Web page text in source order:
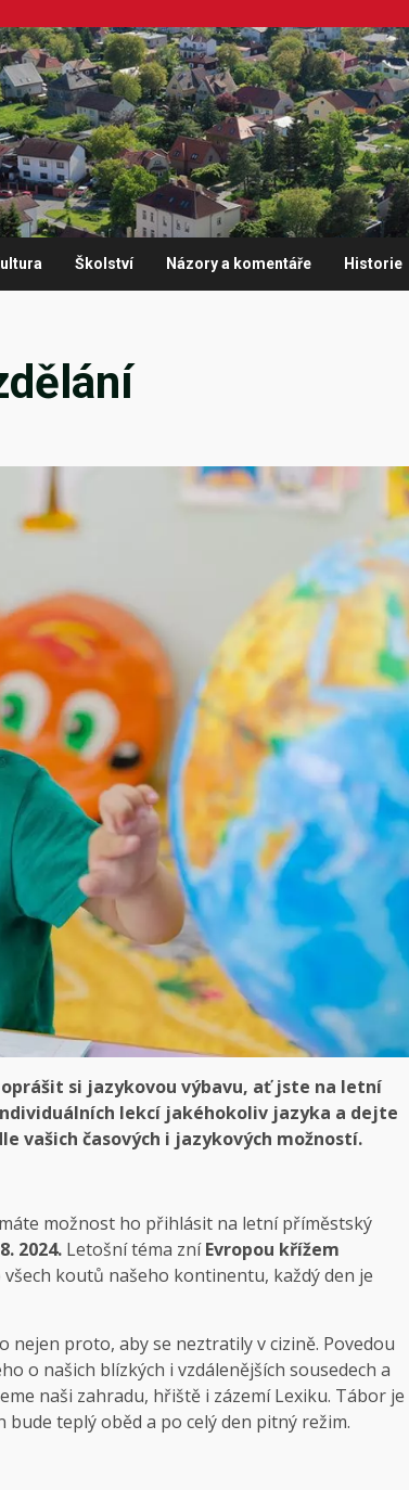
Školství Názory a komentáře Historie
si jazykovou výbavu, ať jste na letní
lekcí jakéhokoliv jazyka a dejte
vašich časových i jazykových možností.
možnost ho přihlásit na letní příměstský
2024. Letošní téma zníEvropou křížem
koutů našeho kontinentu, každý den je
proto, aby se neztratily v cizině. Povedou
o našich blízkých i vzdálenějších sousedech a
naši zahradu, hřiště i zázemí Lexiku. Tábor je
bude teplý oběd a po celý den pitný režim.